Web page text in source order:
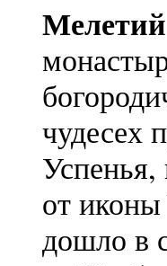
Мелетий
чудесех
от
дошло в